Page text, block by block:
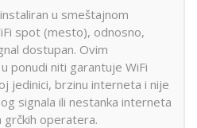
u smeštajnom
spot (mesto), odnosno,
dostupan. Ovim
ponudi niti garantuje WiFi
jedinici, brzinu interneta i nije
signala ili nestanka interneta
grčkih operatera.